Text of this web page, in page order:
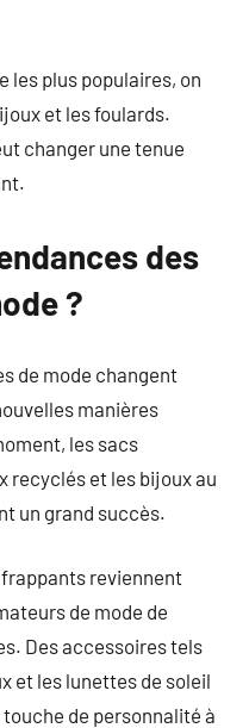
les plus populaires, on
et les foulards.
changer une tenue
des
?
de mode changent
manières
les sacs
recyclés et les bijoux au
un grand succès.
reviennent
de mode de
Des accessoires tels
et les lunettes de soleil
de personnalité à